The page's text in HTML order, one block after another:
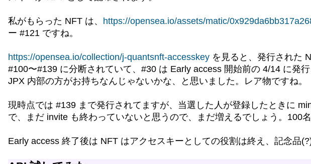
私がもらった NFT は、 https://opensea.io/assets/matic/
ー #121 ですね。
https://opensea.io/collection/j-quantsnft-accesskey を見ると、発行された
#100〜#139 に分断されていて、#30 は Early access 開始前の 4/14 に発
JPX 内部の方がお持ちなんじゃないかな、と思いました。レア物ですね。
現時点では #139 まで発行されてますが、当選した人が登録したときに
で、まだ invite も終わっていないと思うので、まだ増えるでしょう。100
Early access 終了後は NFT はアクセスキーとしての役割は終え、記念品